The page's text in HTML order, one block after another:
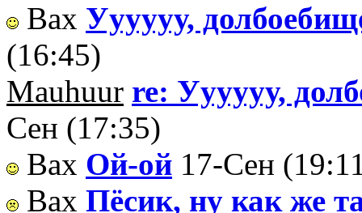
Вах Уууууу,
(16:45)
Mauhuur re: Уууууу,
Сен (17:35)
Вах Ой-ой 17-Сен
Вах Пёсик, ну как же